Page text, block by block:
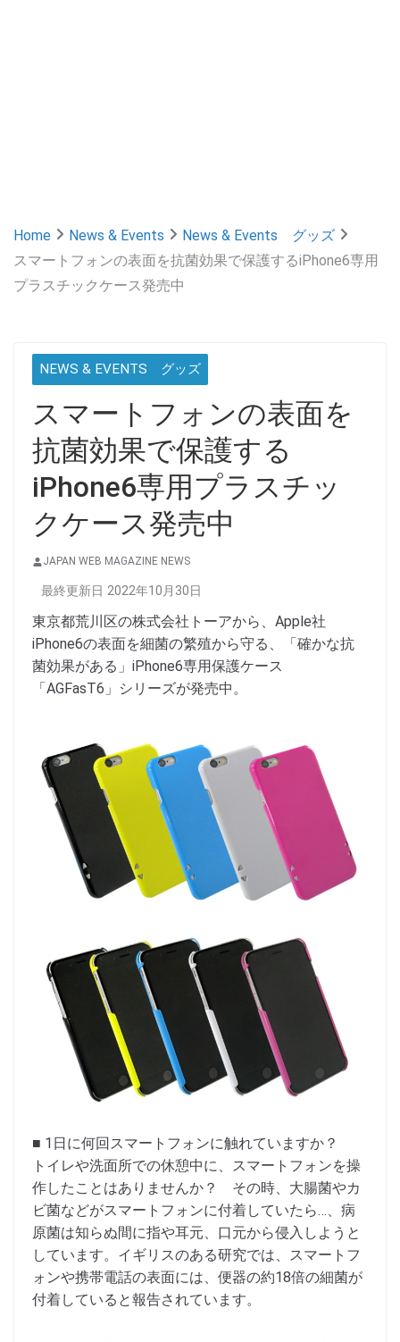
Home News & Events
News & Events グッズ
スマートフォンの表面を抗菌効果で保護するiPhone6専用
プラスチックケース発売中
NEWS & EVENTS グッズ
スマートフォンの表面を
抗菌効果で保護する
iPhone6専用プラスチッ
クケース発売中
JAPAN WEB MAGAZINE NEWS
最終更新日 2022年10月30日
東京都荒川区の株式会社トーアから、Apple社
iPhone6の表面を細菌の繁殖から守る、「確かな抗
菌効果がある」iPhone6専用保護ケース
「AGFasT6」シリーズが発売中。
■ 1日に何回スマートフォンに触れていますか？
トイレや洗面所での休憩中に、スマートフォンを操
作したことはありませんか？ その時、大腸菌やカ
ビ菌などがスマートフォンに付着していたら…、病
原菌は知らぬ間に指や耳元、口元から侵入しようと
しています。イギリスのある研究では、スマートフ
ォンや携帯電話の表面には、便器の約18倍の細菌が
付着していると報告されています。